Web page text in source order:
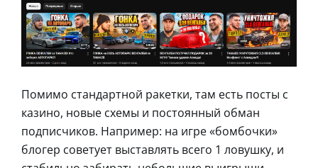
Помимо стандартной ракетки, там есть посты с
казино, новые схемы и постоянный обман
подписчиков. Например: на игре «бомбочки»
блогер советует выставлять всего 1 ловушку, и